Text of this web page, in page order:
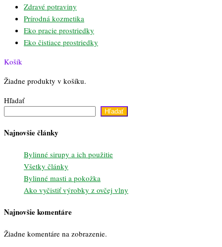
Zdravé potraviny
Prírodná kozmetika
Eko pracie prostriedky
Eko čistiace prostriedky
Košík
Žiadne produkty v košíku.
Hľadať
Hľadať
Najnovšie články
Bylinné sirupy a ich použitie
Všetky články
Bylinné masti a pokožka
Ako vyčistiť výrobky z ovčej vlny
Najnovšie komentáre
Žiadne komentáre na zobrazenie.